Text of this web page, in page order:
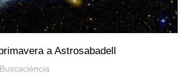
a Astrosabadell
Buscaciència